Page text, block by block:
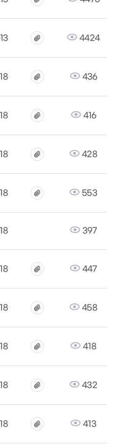
4424
436
416
428
553
397
447
458
418
432
413